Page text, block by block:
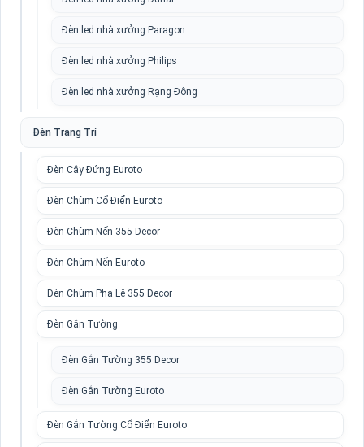
Đèn led nhà xưởng Paragon
Đèn led nhà xưởng Philips
Đèn led nhà xưởng Rạng Đông
Đèn Trang Trí
Đèn Cây Đứng Euroto
Đèn Chùm Cổ Điển Euroto
Đèn Chùm Nến 355 Decor
Đèn Chùm Nến Euroto
Đèn Chùm Pha Lê 355 Decor
Đèn Gắn Tường
Đèn Gắn Tường 355 Decor
Đèn Gắn Tường Euroto
Đèn Gắn Tường Cổ Điển Euroto